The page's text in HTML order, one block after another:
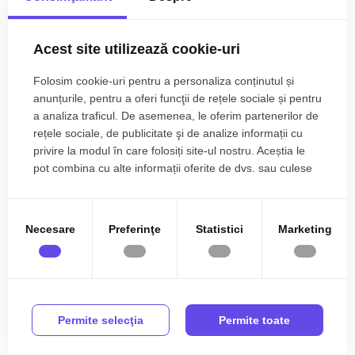
Nr. garaje:
An constructie:
An renovare:
Structura rezistenta: BCA
Tip imobil: Casa/Vila
Regim inaltime:
Descriere
Spatiu de birouri de vanzare cu 6 camere, decomandate,
Aceast spatiu de birouri de vanzare te asteapta sa iti scrii
povestea aici. Locul perfect pentru momente de neuitat
alaturi de colegii de la munca, intr-o zona linistita si plina de
viata. Fiecare colt iti ofera siguranta, confort si caldura de
• Locatie de top;
• Garaj;
• Pretabil pentru spatiu pentru birouri sau locuinta;
• 5 locuri de parcare in incinta incaperii.
Citește mai mult
Specificații
Curent
Apa
Acest site utilizează cookie-uri
Folosim cookie-uri pentru a personaliza conținutul și
anunțurile, pentru a oferi funcţii de rețele sociale și pentru
a analiza traficul. De asemenea, le oferim partenerilor de
rețele sociale, de publicitate şi de analize informații cu
privire la modul în care folosiți site-ul nostru. Aceștia le
pot combina cu alte informații oferite de dvs. sau culese
Necesare Preferinţe Statistici Marketing
Permite selecţia Permite toate